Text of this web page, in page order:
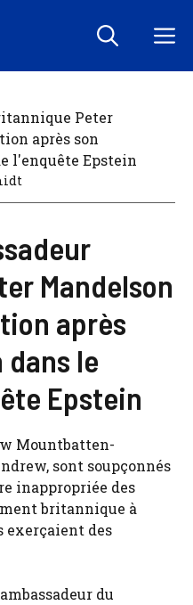
Mandelson
après
le
Epstein
Mountbatten-
sont soupçonnés
inappropriée des
britannique à
exerçaient des
du